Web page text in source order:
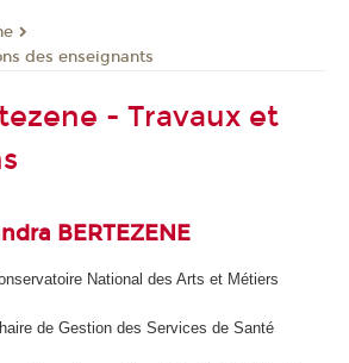
des enseignants
- Travaux et
BERTEZENE
National des Arts et Métiers
de Gestion des Services de Santé